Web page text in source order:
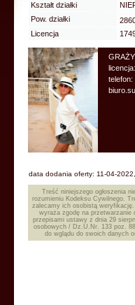
Kształt działki
Pow. działki
Licencja
telefon:
data dodania oferty: 11-04-
Treść niniejszego ogłoszenia
rozumieniu Kodeksu Cywilnego.
zalecamy ich osobistą
wyraża zgodę na przetwarzanie
przepisami ustawy z dnia 29
osobowych / Dz.U.Nr. 133 poz.
do wglądu do swoich danych